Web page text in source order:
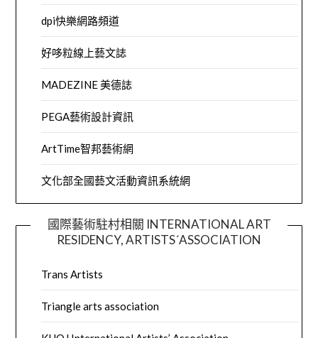
dpi快樂網路頻道
好哆粒線上藝文誌
MADEZINE 美德誌
PEGA藝術設計資訊
ArtTime智邦藝術網
文化部全國藝文活動資訊系統網
國際藝術駐村相關 INTERNATIONAL ART
RESIDENCY, ARTISTS´ASSOCIATION
Trans Artists
Triangle arts association